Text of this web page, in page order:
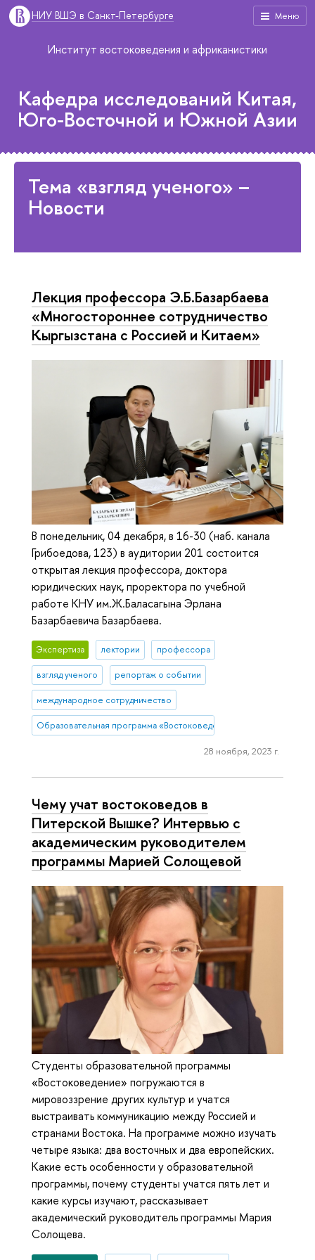
Меню
НИУ ВШЭ в Санкт-Петербурге
Институт востоковедения и африканистики
Кафедра исследований Китая,
Юго-Восточной и Южной Азии
Тема «взгляд ученого» –
Новости
Лекция профессора Э.Б.Базарбаева
«Многостороннее сотрудничество
Кыргызстана с Россией и Китаем»
В понедельник, 04 декабря, в 16-30 (наб. канала
Грибоедова, 123) в аудитории 201 состоится
открытая лекция профессора, доктора
юридических наук, проректора по учебной
работе КНУ им.Ж.Баласагына Эрлана
Базарбаевича Базарбаева.
Экспертиза лектории профессора
взгляд ученого репортаж о событии
международное сотрудничество
Образовательная программа «Востоковедение»
28 ноября, 2023 г.
Чему учат востоковедов в
Питерской Вышке? Интервью с
академическим руководителем
программы Марией Солощевой
Студенты образовательной программы
«Востоковедение» погружаются в
мировоззрение других культур и учатся
выстраивать коммуникацию между Россией и
странами Востока. На программе можно изучать
четыре языка: два восточных и два европейских.
Какие есть особенности у образовательной
программы, почему студенты учатся пять лет и
какие курсы изучают, рассказывает
академический руководитель программы Мария
Солощева.